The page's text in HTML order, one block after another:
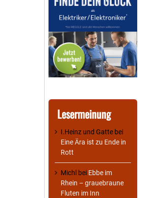
Lesermeinung
I.Heinz und Gatte bei
Eine Ära ist zu Ende in
Rott
Michl bei Ebbe im
Rhein – grauebraune
Fluten im Inn